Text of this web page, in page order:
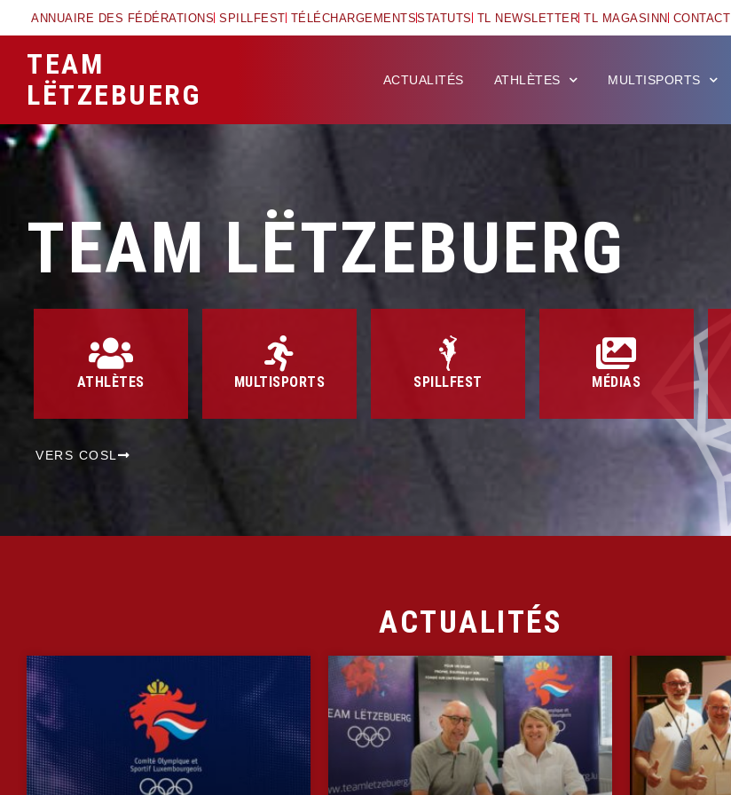
ANNUAIRE DES FÉDÉRATIONS SPILLFEST TÉLÉCHARGEMENTSSTATUTS TL NEWSLETTER TL MAGASINN CONTACT
TEAM
LËTZEBUERG
ACTUALITÉS ATHLÈTES MULTISPORTS
TEAM LËTZEBUERG
ATHLÈTES MULTISPORTS SPILLFEST MÉDIAS
VERS COSL
ACTUALITÉS